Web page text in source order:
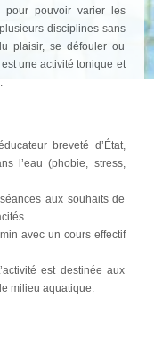
pour pouvoir varier les
disciplines sans
plaisir, se défouler ou
une activité tonique et
breveté d’État,
l’eau (phobie, stress,
aux souhaits de
avec un cours effectif
est destinée aux
milieu aquatique.